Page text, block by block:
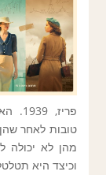
טובות לאחר
מהן לא
וכיצד היא